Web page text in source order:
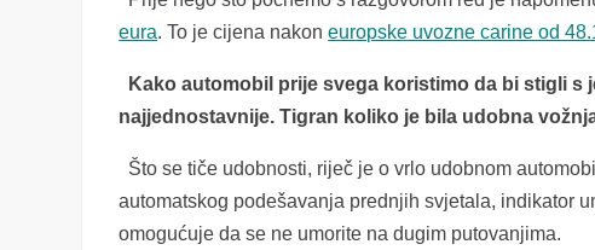
eura.To je cijena nakoneuropske uvozne carine od
Kako automobil prije svega koristimo da bi stigli
najjednostavnije. Tigran koliko je bila udobna
Što se tiče udobnosti, riječ je o vrlo udobnom
automatskog podešavanja prednjih svjetala, indikator
omogućuje da se ne umorite na dugim putovanjima.